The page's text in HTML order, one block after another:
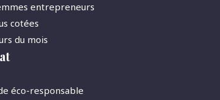
entrepreneurs
cotées
du mois
éco-responsable